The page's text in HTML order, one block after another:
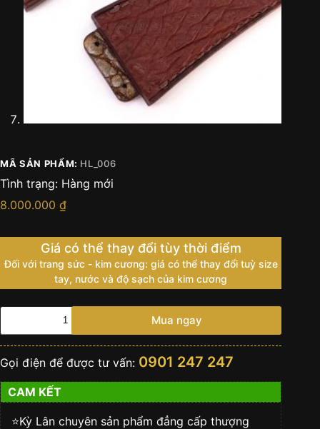
MÃ SẢN PHẨM: HL_006
Tình trạng: Hàng mới
8.000.000 ₫
Giá có thể thay đổi tùy thời điểm
Đối với trang sức - kim cương: giá có thể thay đổi tuỳ size
tay, nước và độ sạch của kim cương
Dây
hồ
Alligator
Caramel
số
lượng
Mua ngay
Gọi điện để được tư vấn: 0901 247 247
CAM KẾT
⭐️Kỳ Lân chuyên sản phẩm đẳng cấp thượng